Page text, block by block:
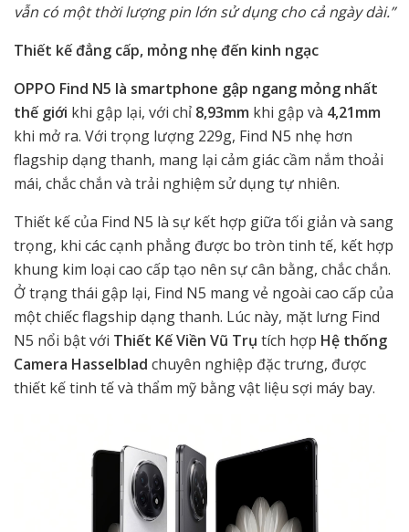
vẫn có một thời lượng pin lớn sử dụng cho cả ngày dài.”
Thiết kế đẳng cấp, mỏng nhẹ đến kinh ngạc
OPPO Find N5 là smartphone gập ngang mỏng nhất
thế giới khi gập lại, với chỉ 8,93mm khi gập và 4,21mm
khi mở ra. Với trọng lượng 229g, Find N5 nhẹ hơn
flagship dạng thanh, mang lại cảm giác cầm nắm thoải
mái, chắc chắn và trải nghiệm sử dụng tự nhiên.
Thiết kế của Find N5 là sự kết hợp giữa tối giản và sang
trọng, khi các cạnh phẳng được bo tròn tinh tế, kết hợp
khung kim loại cao cấp tạo nên sự cân bằng, chắc chắn.
Ở trạng thái gập lại, Find N5 mang vẻ ngoài cao cấp của
một chiếc flagship dạng thanh. Lúc này, mặt lưng Find
N5 nổi bật với Thiết Kế Viền Vũ Trụ tích hợp Hệ thống
Camera Hasselblad chuyên nghiệp đặc trưng, được
thiết kế tinh tế và thẩm mỹ bằng vật liệu sợi máy bay.